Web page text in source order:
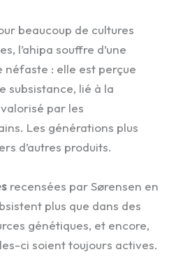
beaucoup de cultures
l’ahipa souffre d’une
néfaste : elle est perçue
subsistance, lié à la
par les
Les générations plus
d’autres produits.
recensées par Sørensen en
plus que dans des
génétiques, et encore,
ci soient toujours actives.